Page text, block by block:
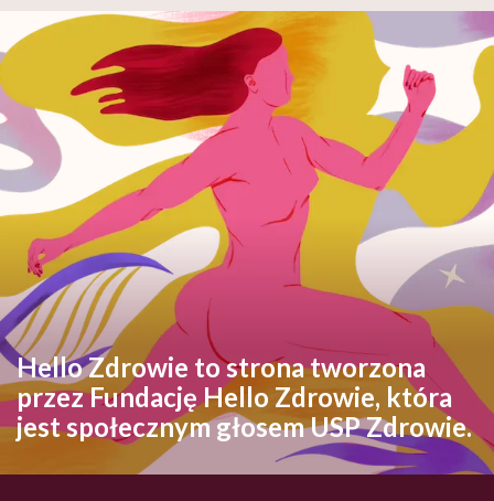
Hello Zdrowie to strona tworzona
przez Fundację Hello Zdrowie, która
jest społecznym głosem USP Zdrowie.